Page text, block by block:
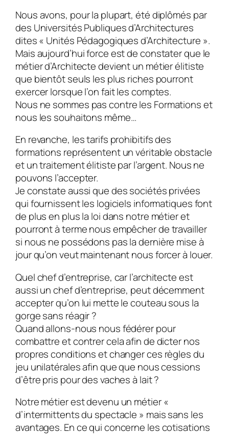
Nous avons, pour la plupart, été diplômés par
des Universités Publiques d’Architectures
dites « Unités Pédagogiques d’Architecture ».
Mais aujourd’hui force est de constater que le
métier d’Architecte devient un métier élitiste
que bientôt seuls les plus riches pourront
exercer lorsque l’on fait les comptes.
Nous ne sommes pas contre les Formations et
nous les souhaitons même…
En revanche, les tarifs prohibitifs des
formations représentent un véritable obstacle
et un traitement élitiste par l’argent. Nous ne
pouvons l’accepter.
Je constate aussi que des sociétés privées
qui fournissent les logiciels informatiques font
de plus en plus la loi dans notre métier et
pourront à terme nous empêcher de travailler
si nous ne possédons pas la dernière mise à
jour qu’on veut maintenant nous forcer à louer.
Quel chef d’entreprise, car l’architecte est
aussi un chef d’entreprise, peut décemment
accepter qu’on lui mette le couteau sous la
gorge sans réagir ?
Quand allons-nous nous fédérer pour
combattre et contrer cela afin de dicter nos
propres conditions et changer ces règles du
jeu unilatérales afin que que nous cessions
d’être pris pour des vaches à lait ?
Notre métier est devenu un métier «
d’intermittents du spectacle » mais sans les
avantages. En ce qui concerne les cotisations